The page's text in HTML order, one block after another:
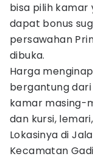
bisa pilih kamar
dapat bonus
persawahan
dibuka.
Harga
bergantung
kamar masing-
dan kursi,
Lokasinya di
Kecamatan